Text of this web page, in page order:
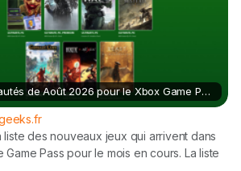
Les nouveautés de Août 2026 pour le Xbox Game Pass !
des nouveaux jeux qui arrivent dans
Game Pass pour le mois en cours. La liste